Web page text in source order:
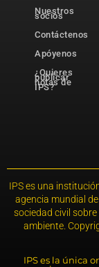
Nuestros
socios
Contáctenos
Apóyenos
¿Quieres
publicar
notas de
IPS?
IPS es una
agencia mundial
sociedad civil
ambiente.
IPS es la única